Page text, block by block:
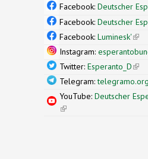
Facebook: Deutscher
Facebook: Deutscher
Facebook: Luminesk'
Instagram:
Twitter: Esperanto_D
Telegram:telegramo.org
YouTube: Deutscher
(link is external)